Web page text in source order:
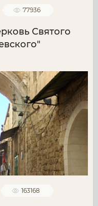
77936
Святого
163168